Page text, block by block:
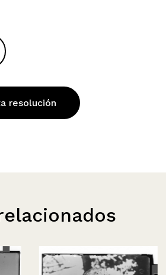
resolución